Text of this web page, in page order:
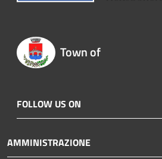
Town of
FOLLOW US ON
AMMINISTRAZIONE